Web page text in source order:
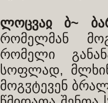
ლოცვაჲ ბ~
რომელმან
რომელი
სოფლად,
მოგჳტევენ